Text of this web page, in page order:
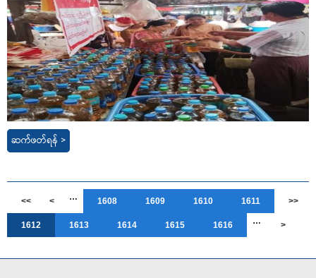
ဆက်ဖတ်ရန် >
<< < … 1608 1609 1610 1611
1612 1613 1614 1615 1616 … >
>>